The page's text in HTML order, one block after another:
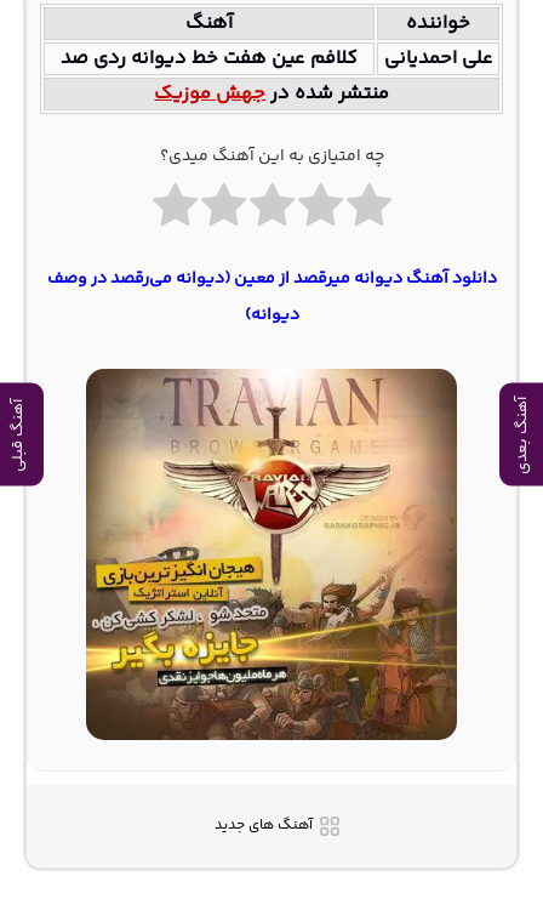
آهنگ بعدی آهنگ قبلی
خواننده
آهنگ
علی احمدیانی
کلافم عین هفت خط دیوانه ردی صد
منتشر شده درجهش موزیک
چه امتیازی به این آهنگ میدی؟
دانلود آهنگ دیوانه میرقصد از معین (دیوانه می‌رقصد در وصف
دیوانه)
آهنگ های جدید